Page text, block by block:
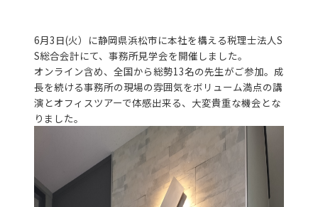
6月3日(火）に静岡県浜松市に本社を構える税理士法人S
S総合会計にて、事務所見学会を開催しました。
オンライン含め、全国から総勢13名の先生がご参加。成
長を続ける事務所の現場の雰囲気をボリューム満点の講
演とオフィスツアーで体感出来る、大変貴重な機会とな
りました。